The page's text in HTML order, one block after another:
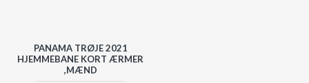
PANAMA TRØJE 2021
HJEMMEBANE KORT ÆRMER
,MÆND